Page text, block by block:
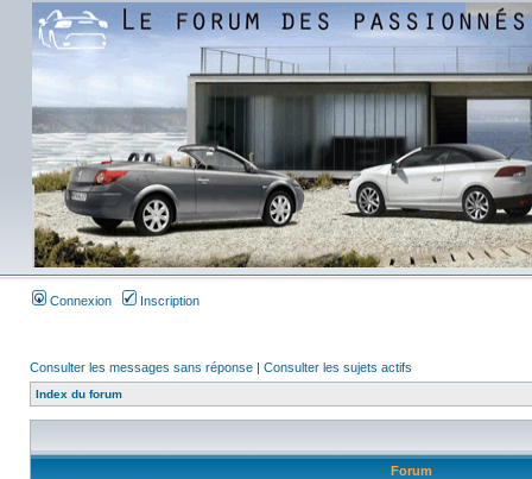
Connexion Inscription
Consulter les messages sans réponse | Consulter les sujets actifs
Index du forum
Forum